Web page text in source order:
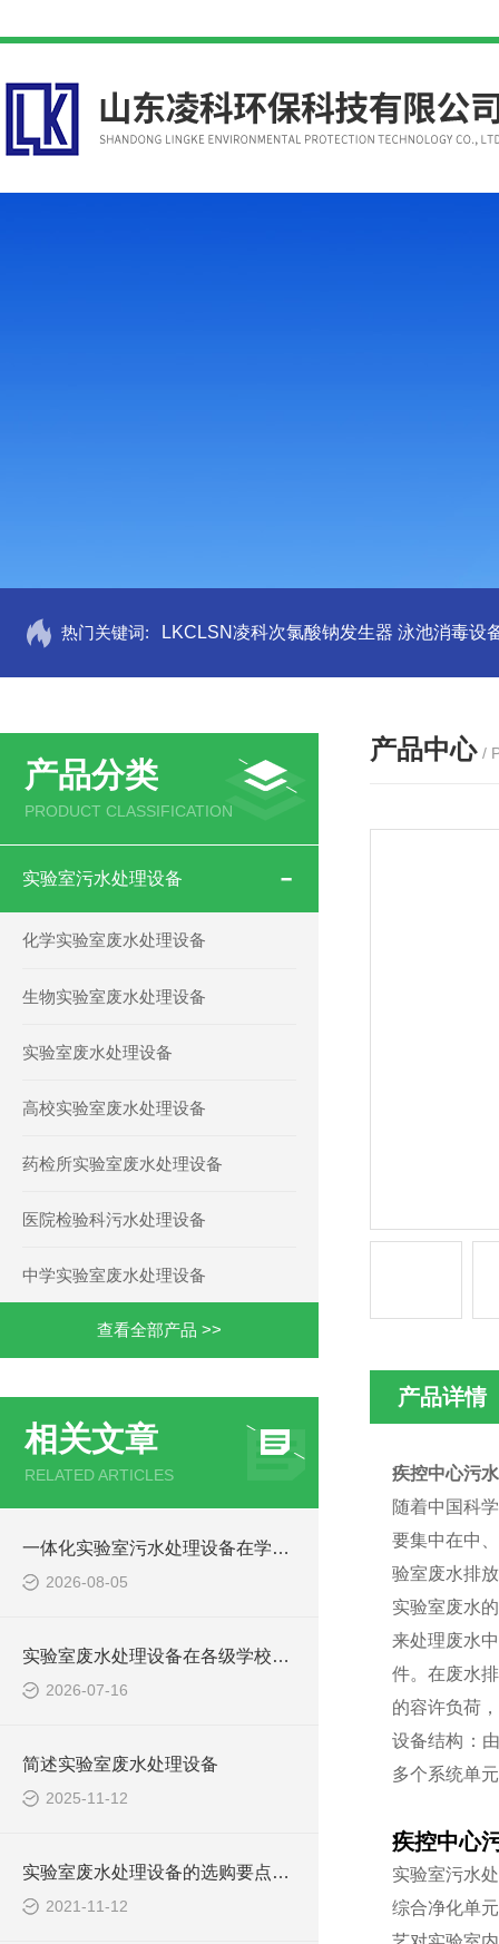
热门关键词: LKCLSN凌科次氯酸钠发生器 泳池消毒设
产品分类
PRODUCT CLASSIFICATION
实验室污水处理设备
化学实验室废水处理设备
生物实验室废水处理设备
实验室废水处理设备
高校实验室废水处理设备
药检所实验室废水处理设备
医院检验科污水处理设备
中学实验室废水处理设备
查看全部产品 >>
相关文章
RELATED ARTICLES
一体化实验室污水处理设备在学校化学实验室的应用
2026-08-05
实验室废水处理设备在各级学校的应用
2026-07-16
简述实验室废水处理设备
2025-11-12
实验室废水处理设备的选购要点，你知道多少？
2021-11-12
产品中心 /
产品详情
疾控中心污
随着中国科
要集中在中
验室废水排
实验室废水
来处理废水
件。在废水
的容许负荷
设备结构：
多个系统单
疾控中心
实验室污水
综合净化单